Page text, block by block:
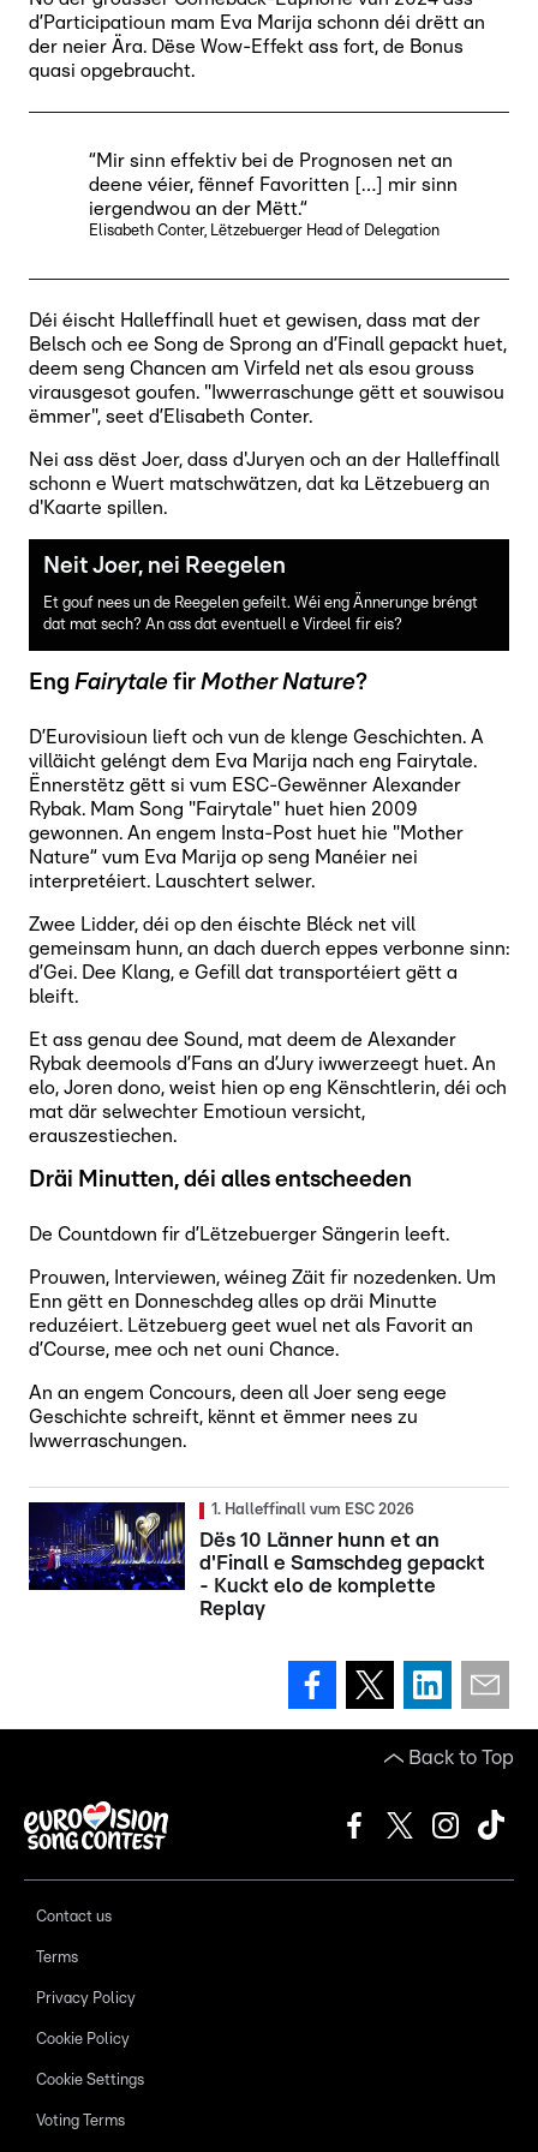
d’Participatioun mam Eva Marija schonn déi drëtt an
der neier Ära. Dëse Wow-Effekt ass fort, de Bonus
quasi opgebraucht.
“Mir sinn effektiv bei de Prognosen net an
deene véier, fënnef Favoritten […] mir sinn
iergendwou an der Mëtt.“
Elisabeth Conter, Lëtzebuerger Head of Delegation
Déi éischt Halleffinall huet et gewisen, dass mat der
Belsch och ee Song de Sprong an d’Finall gepackt huet,
deem seng Chancen am Virfeld net als esou grouss
virausgesot goufen. "Iwwerraschunge gëtt et souwisou
ëmmer", seet d’Elisabeth Conter.
Nei ass dëst Joer, dass d'Juryen och an der Halleffinall
schonn e Wuert matschwätzen, dat ka Lëtzebuerg an
d'Kaarte spillen.
Neit Joer, nei Reegelen
Et gouf nees un de Reegelen gefeilt. Wéi eng Ännerunge bréngt
dat mat sech? An ass dat eventuell e Virdeel fir eis?
Eng Fairytale fir Mother Nature?
D’Eurovisioun lieft och vun de klenge Geschichten. A
villäicht geléngt dem Eva Marija nach eng Fairytale.
Ënnerstëtz gëtt si vum ESC-Gewënner Alexander
Rybak. Mam Song "Fairytale" huet hien 2009
gewonnen. An engem Insta-Post huet hie "Mother
Nature“ vum Eva Marija op seng Manéier nei
interpretéiert. Lauschtert selwer.
Zwee Lidder, déi op den éischte Bléck net vill
gemeinsam hunn, an dach duerch eppes verbonne sinn:
d’Gei. Dee Klang, e Gefill dat transportéiert gëtt a
bleift.
Et ass genau dee Sound, mat deem de Alexander
Rybak deemools d’Fans an d’Jury iwwerzeegt huet. An
elo, Joren dono, weist hien op eng Kënschtlerin, déi och
mat där selwechter Emotioun versicht,
erauszestiechen.
Dräi Minutten, déi alles entscheeden
De Countdown fir d’Lëtzebuerger Sängerin leeft.
Prouwen, Interviewen, wéineg Zäit fir nozedenken. Um
Enn gëtt en Donneschdeg alles op dräi Minutte
reduzéiert. Lëtzebuerg geet wuel net als Favorit an
d’Course, mee och net ouni Chance.
An an engem Concours, deen all Joer seng eege
Geschichte schreift, kënnt et ëmmer nees zu
Iwwerraschungen.
1. Halleffinall vum ESC 2026
Dës 10 Länner hunn et an
d'Finall e Samschdeg gepackt
- Kuckt elo de komplette
Replay
Back to Top
Contact us
Terms
Privacy Policy
Cookie Policy
Cookie Settings
Voting Terms